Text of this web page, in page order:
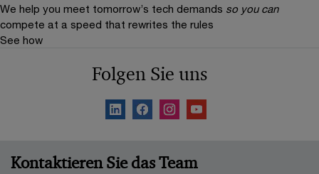
We help you meet tomorrow’s tech demands so you can
compete at a speed that rewrites the rules
See how
Folgen Sie uns
Kontaktieren Sie das Team